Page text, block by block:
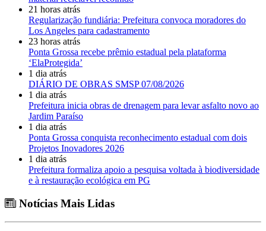
21 horas atrás
Regularização fundiária: Prefeitura convoca moradores do
Los Angeles para cadastramento
23 horas atrás
Ponta Grossa recebe prêmio estadual pela plataforma
‘ElaProtegida’
1 dia atrás
DIÁRIO DE OBRAS SMSP 07/08/2026
1 dia atrás
Prefeitura inicia obras de drenagem para levar asfalto novo ao
Jardim Paraíso
1 dia atrás
Ponta Grossa conquista reconhecimento estadual com dois
Projetos Inovadores 2026
1 dia atrás
Prefeitura formaliza apoio a pesquisa voltada à biodiversidade
e à restauração ecológica em PG
Notícias Mais Lidas